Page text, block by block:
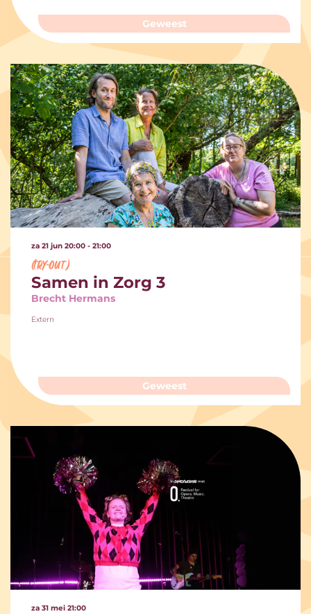
Geweest
Samen in Zorg 3
Brecht Hermans
(try-out)
za 21 jun 20:00 - 21:00
Extern
Geweest
za 31 mei 21:00